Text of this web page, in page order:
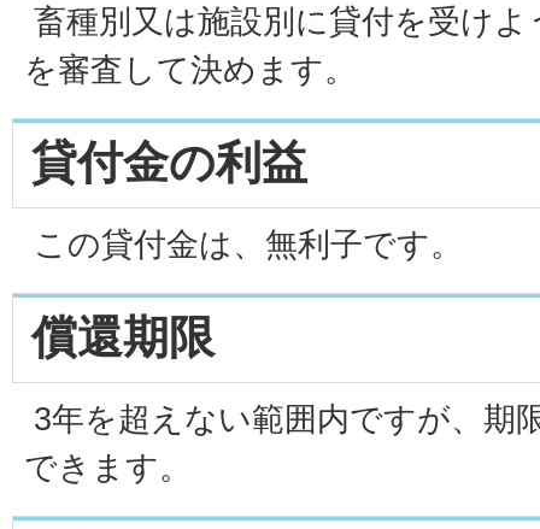
畜種別又は施設別に貸付を受け
を審査して決めます。
貸付金の利益
この貸付金は、無利子です。
償還期限
3年を超えない範囲内ですが、期
できます。